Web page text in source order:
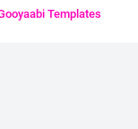
Templates